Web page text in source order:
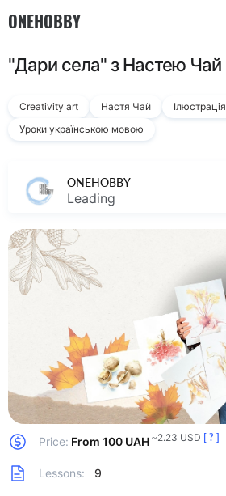
ONEHOBBY
"Дари села" з Настею Чай
Creativity art Настя Чай Ілюстрація
Уроки українською мовою
ONEHOBBY
Leading
Price: From 100 UAH ~2.23 USD [ ? ]
Lessons: 9